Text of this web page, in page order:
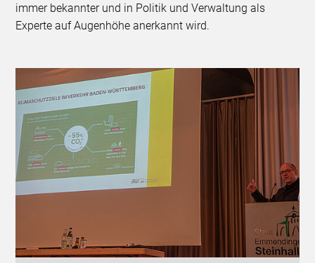
immer bekannter und in Politik und Verwaltung als
Experte auf Augenhöhe anerkannt wird.